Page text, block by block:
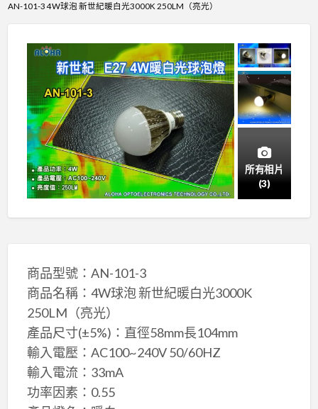
AN-101-3 4W球泡 新世紀暖白光3000K 250LM（亮光）
所有相片
(3)
商品型號：AN-101-3
商品名稱：4W球泡 新世紀暖白光3000K
250LM（亮光）
產品尺寸(±5%)：直徑58mm長104mm
輸入電壓：AC100~240V 50/60HZ
輸入電流：33mA
功率因素：0.55